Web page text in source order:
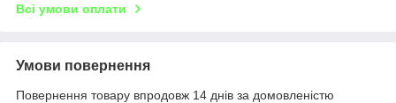
Всі умови оплати
Умови повернення
Повернення товару впродовж 14 днів за домовленістю